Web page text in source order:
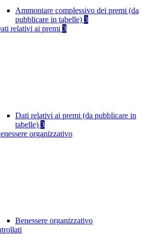
Ammontare complessivo dei premi (da
pubblicare in tabelle) 3
relativi ai premi 3
Dati relativi ai premi (da pubblicare in
tabelle) 3
organizzativo
Benessere organizzativo